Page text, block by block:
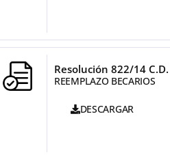
Resolución 822/14 C.D.
REEMPLAZO BECARIOS
DESCARGAR